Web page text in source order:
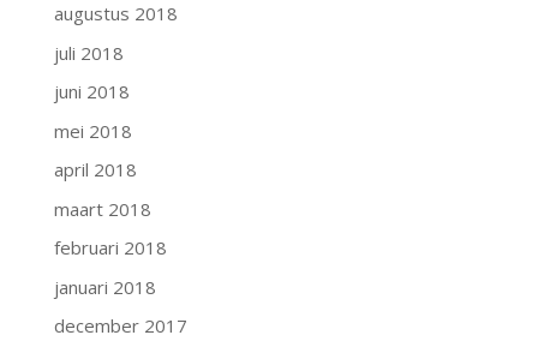
augustus 2018
juli 2018
juni 2018
mei 2018
april 2018
maart 2018
februari 2018
januari 2018
december 2017